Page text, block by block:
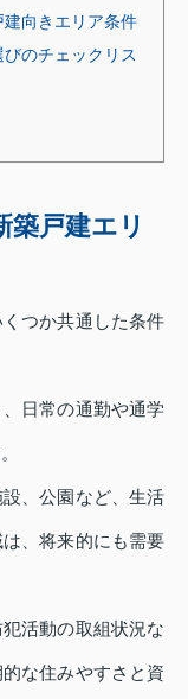
建向きエリア条件
のチェックリス
築戸建エリ
つか共通した条件
日常の通勤や通学
、公園など、生活
、将来的にも需要
活動の取組状況な
な住みやすさと資